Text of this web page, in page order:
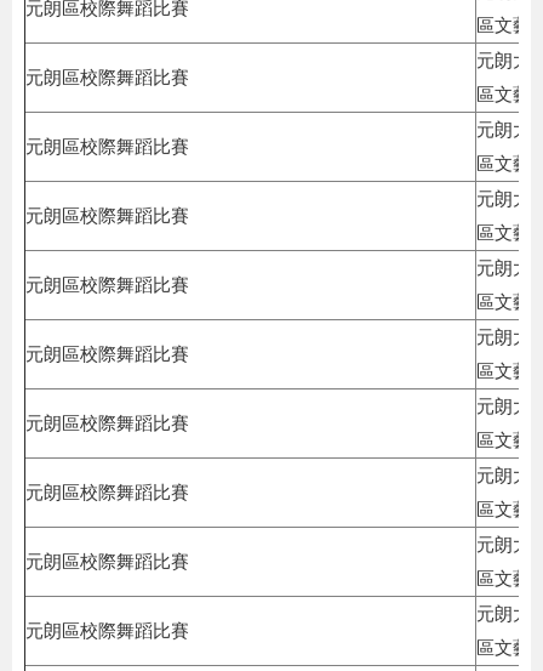
元朗區校際舞蹈比賽
區文藝
元朗區校際舞蹈比賽
元朗大
區文藝
元朗區校際舞蹈比賽
元朗大
區文藝
元朗區校際舞蹈比賽
元朗大
區文藝
元朗區校際舞蹈比賽
元朗大
區文藝
元朗區校際舞蹈比賽
元朗大
區文藝
元朗區校際舞蹈比賽
元朗大
區文藝
元朗區校際舞蹈比賽
元朗大
區文藝
元朗區校際舞蹈比賽
元朗大
區文藝
元朗區校際舞蹈比賽
元朗大
區文藝